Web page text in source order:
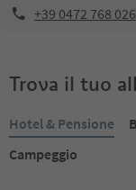
+39 0472 768 026
Trova il tuo
Hotel & Pensione
Campeggio